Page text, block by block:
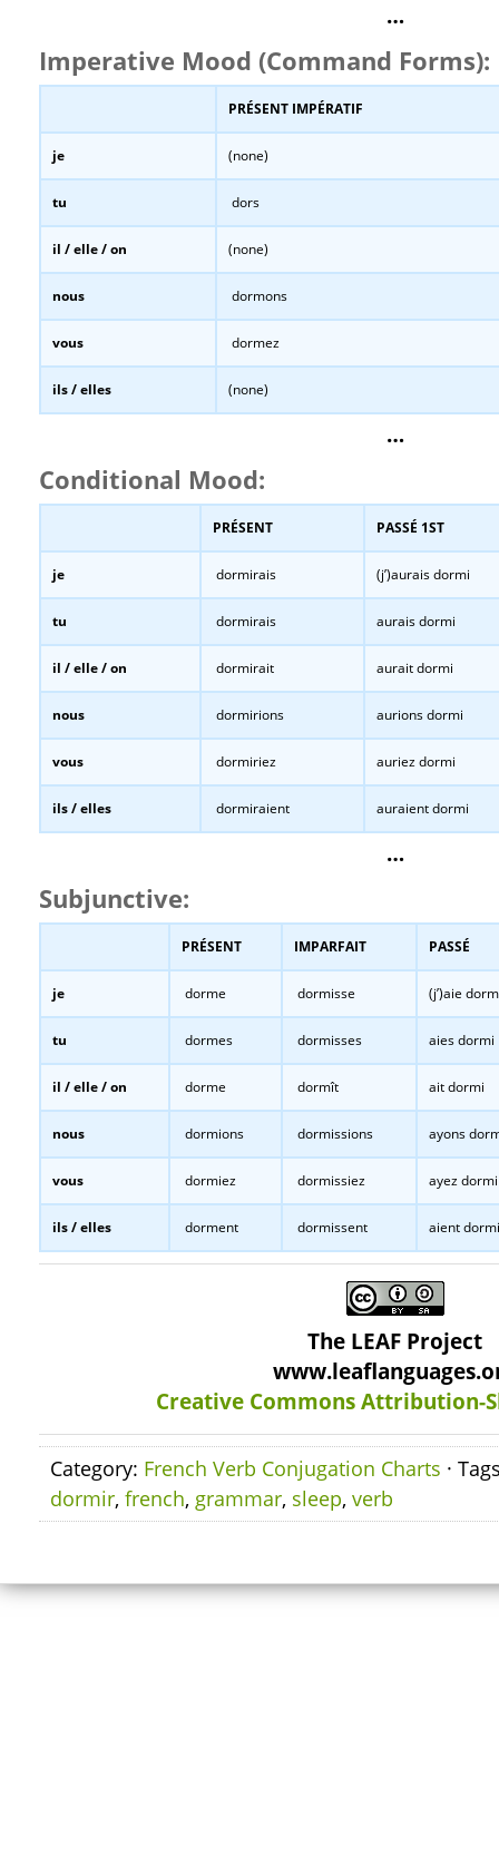
…
Imperative Mood (Command Forms):
PRÉSENT IMPÉRATIF
je (none)
tu dors
il / elle / on (none)
nous dormons
vous dormez
ils / elles (none)
…
Conditional Mood:
PRÉSENT PASSÉ 1ST
je dormirais (j’)aurais dormi
tu dormirais aurais dormi
il / elle / on dormirait aurait dormi
nous dormirions aurions dormi
vous dormiriez auriez dormi
ils / elles dormiraient auraient dormi
…
Subjunctive:
PRÉSENT IMPARFAIT PASSÉ
je dorme dormisse (j’)aie
tu dormes dormisses aies dormi
il / elle / on dorme dormît ait dormi
nous dormions dormissions ayons
vous dormiez dormissiez ayez dormi
ils / elles dorment dormissent aient dormi
The LEAF Project
Creative Commons Attribution-
Category: French Verb Conjugation Charts ·
dormir, french, grammar, sleep, verb